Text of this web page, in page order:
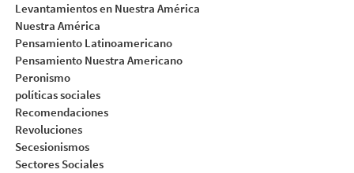
Levantamientos en Nuestra América
Nuestra América
Pensamiento Latinoamericano
Pensamiento Nuestra Americano
Peronismo
políticas sociales
Recomendaciones
Revoluciones
Secesionismos
Sectores Sociales